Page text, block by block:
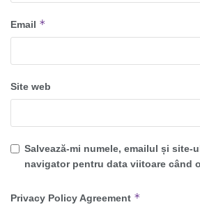
Email *
Site web
Salvează-mi numele, emailul și site-
navigator pentru data viitoare când
Privacy Policy Agreement *